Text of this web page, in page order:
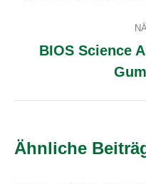
BIOS Science
Ähnliche